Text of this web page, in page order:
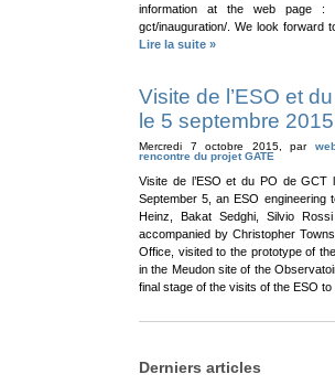
information at the web page :
gct/inauguration/. We look forward
Lire la suite »
Visite de l’ESO et
le 5 septembre 2015
Mercredi 7 octobre 2015, par
rencontre du projet GATE
Visite de l’ESO et du PO de GCT
September 5, an ESO engineering
Heinz, Bakat Sedghi, Silvio
accompanied by Christopher
Office, visited to the prototype of
in the Meudon site of the
final stage of the visits of the ESO
Derniers articles